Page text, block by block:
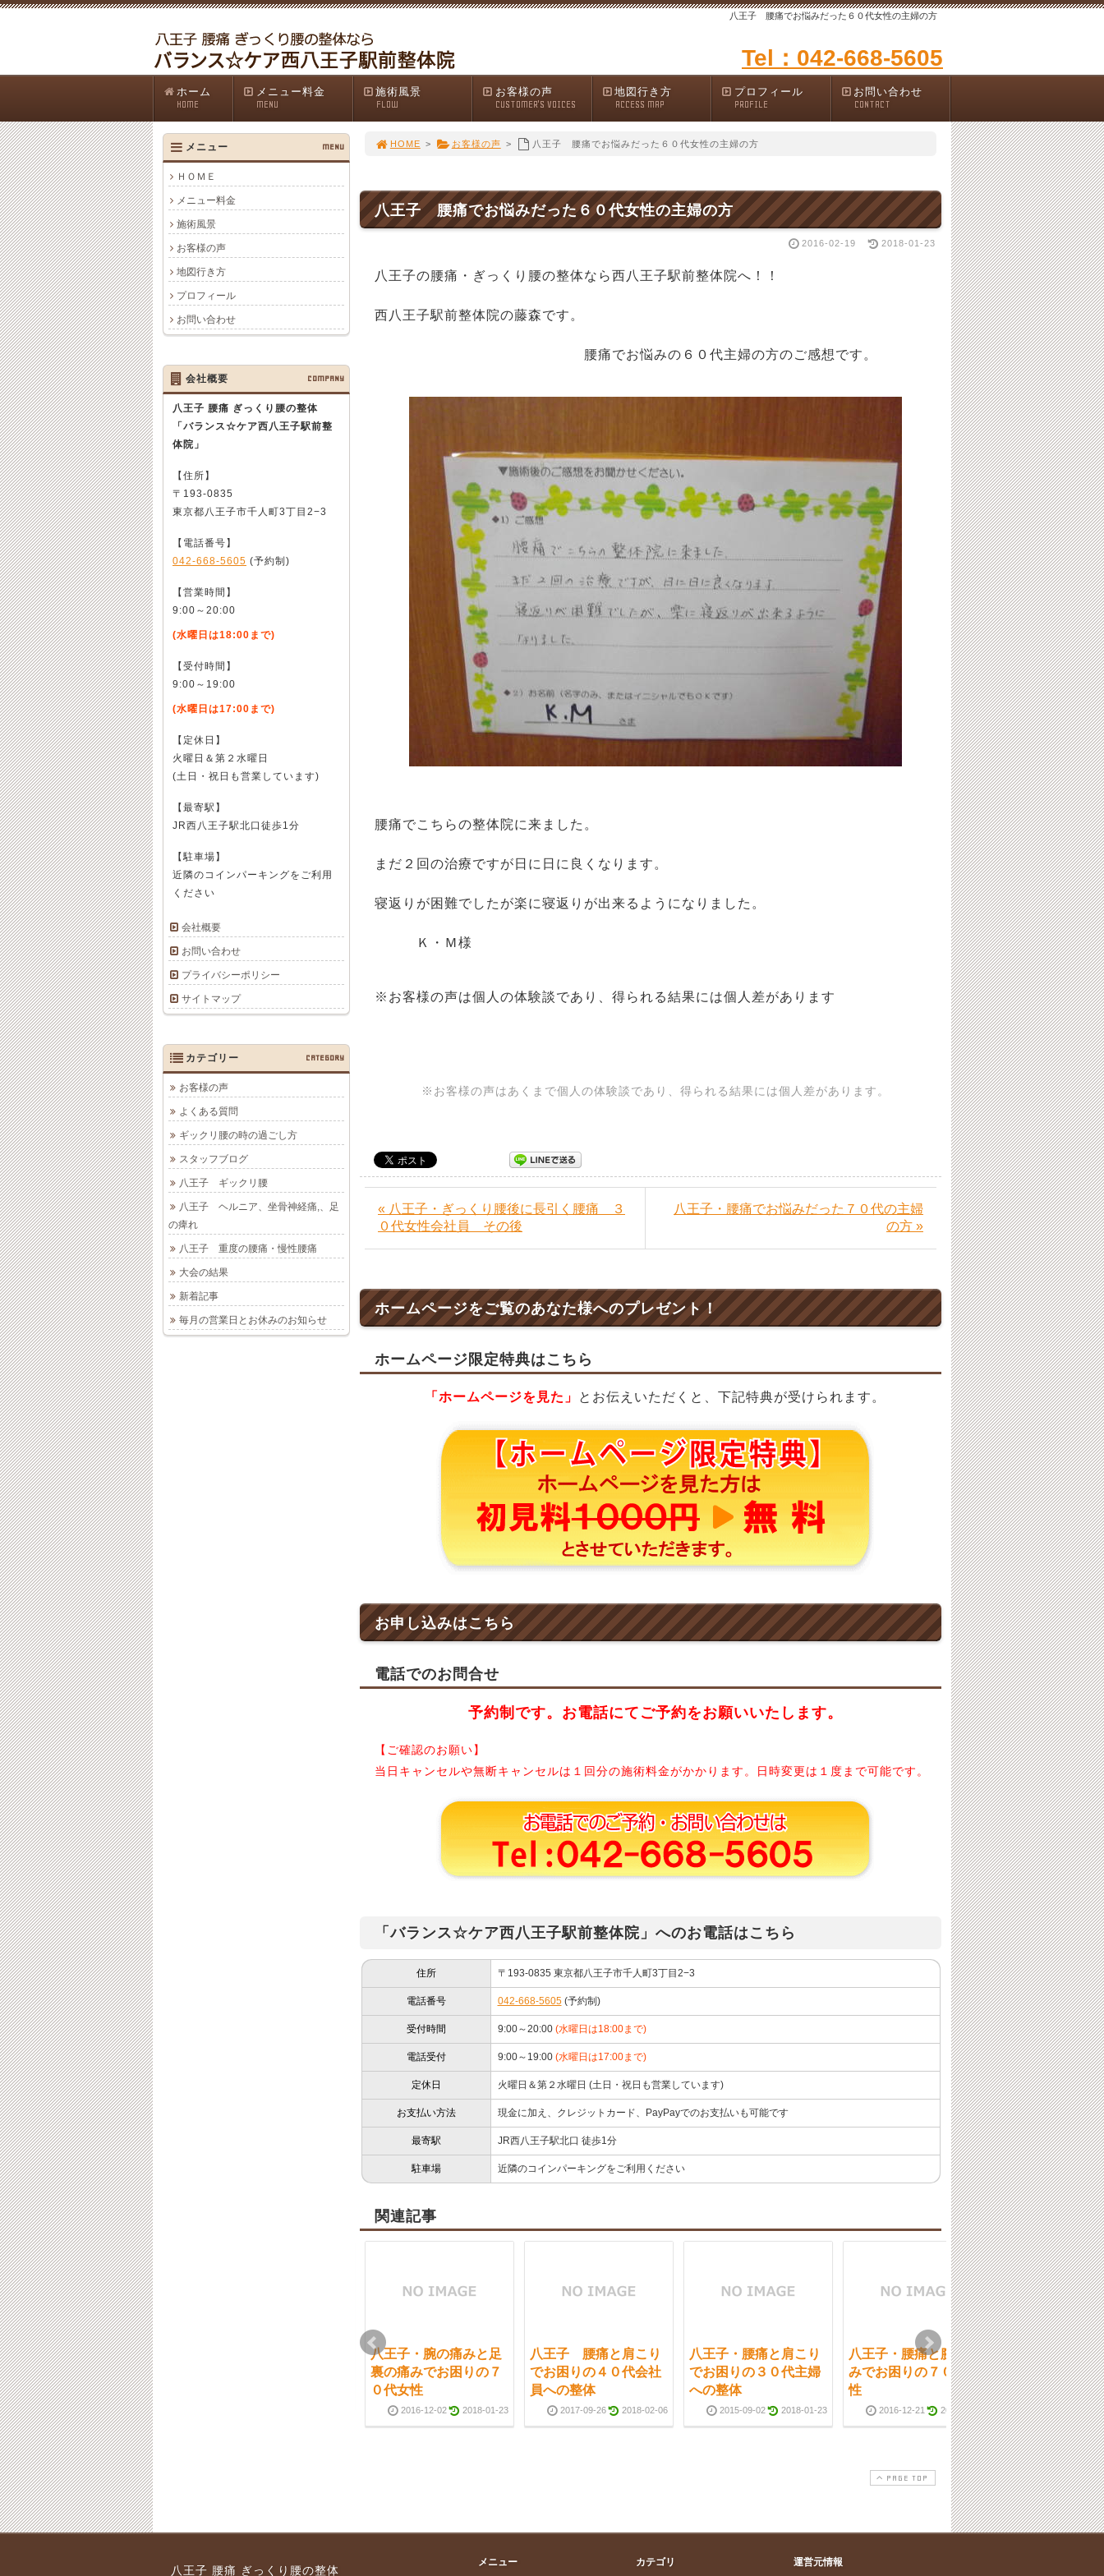
八王子 腰痛でお悩みだった６０代女性の主婦の方
Tel：042-668-5605
ホーム
HOME
メニュー料金
MENU
施術風景
FLOW
お客様の声
CUSTOMER'S VOICES
地図行き方
ACCESS MAP
プロフィール
PROFILE
お問い合わせ
CONTACT
HOME > お客様の声 > 八王子 腰痛でお悩みだった６０代女性の主婦の方
八王子 腰痛でお悩みだった６０代女性の主婦の方
2016-02-19 2018-01-23
八王子の腰痛・ぎっくり腰の整体なら西八王子駅前整体院へ！！
西八王子駅前整体院の藤森です。
腰痛でお悩みの６０代主婦の方のご感想です。
腰痛でこちらの整体院に来ました。
まだ２回の治療ですが日に日に良くなります。
寝返りが困難でしたが楽に寝返りが出来るようになりました。
Ｋ・Ｍ様
※お客様の声は個人の体験談であり、得られる結果には個人差があります
※お客様の声はあくまで個人の体験談であり、得られる結果には個人差があります。
« 八王子・ぎっくり腰後に長引く腰痛 ３
０代女性会社員 その後
八王子・腰痛でお悩みだった７０代の主婦
の方 »
ホームページをご覧のあなた様へのプレゼント！
ホームページ限定特典はこちら
「ホームページを見た」 とお伝えいただくと、下記特典が受けられます。
お申し込みはこちら
電話でのお問合せ
予約制です。お電話にてご予約をお願いいたします。
【ご確認のお願い】
当日キャンセルや無断キャンセルは１回分の施術料金がかかります。日時変更は１度まで可能です。
「バランス☆ケア西八王子駅前整体院」へのお電話はこちら
住所 〒193-0835 東京都八王子市千人町3丁目2−3
電話番号 042-668-5605(予約制)
受付時間 9:00～20:00 (水曜日は18:00まで)
電話受付 9:00～19:00 (水曜日は17:00まで)
定休日 火曜日＆第２水曜日 (土日・祝日も営業しています)
お支払い方法 現金に加え、クレジットカード、PayPayでのお支払いも可能です
最寄駅 JR西八王子駅北口 徒歩1分
駐車場 近隣のコインパーキングをご利用ください
関連記事
り
体
01-23
八王子 骨盤矯正と腰
痛・肩こりでお困りの
女性自営業者への整体
2017-09-29 2018-02-06
八王子・腕の痛みと足
裏の痛みでお困りの７
０代女性
2016-12-02 2018-01-23
八王子 腰痛と肩こり
でお困りの４０代会社
員への整体
2017-09-26 2018-02-06
八王子・腰痛と肩こり
でお困りの３０代主婦
への整体
2015-09-02 2018-01-23
八王子・腰痛と腕の痛
みでお困りの７０代女
性
2016-12-21 2018-01-23
八王子・運動会
痛になってしま
子中学生
2016-12-14
PAGE TOP
メニュー MENU
ＨＯＭＥ
メニュー料金
施術風景
お客様の声
地図行き方
プロフィール
お問い合わせ
会社概要 COMPANY
八王子 腰痛 ぎっくり腰の整体
「バランス☆ケア西八王子駅前整
体院」
【住所】
〒193-0835
東京都八王子市千人町3丁目2−3
【電話番号】
042-668-5605 (予約制)
【営業時間】
9:00～20:00
(水曜日は18:00まで)
【受付時間】
9:00～19:00
(水曜日は17:00まで)
【定休日】
火曜日＆第２水曜日
(土日・祝日も営業しています)
【最寄駅】
JR西八王子駅北口徒歩1分
【駐車場】
近隣のコインパーキングをご利用
ください
会社概要
お問い合わせ
プライバシーポリシー
サイトマップ
カテゴリー CATEGORY
お客様の声
よくある質問
ギックリ腰の時の過ごし方
スタッフブログ
八王子 ギックリ腰
八王子 ヘルニア、坐骨神経痛,、足
の痺れ
八王子 重度の腰痛・慢性腰痛
大会の結果
新着記事
毎月の営業日とお休みのお知らせ
八王子 腰痛 ぎっくり腰の整体
メニュー カテゴリ 運営元情報